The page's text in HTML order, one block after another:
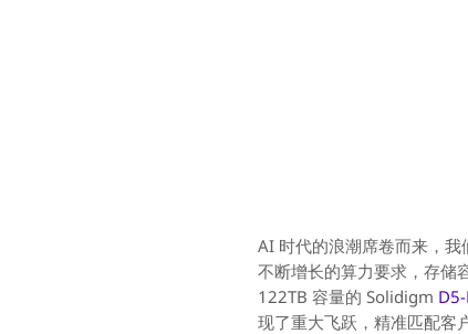
AI 时代的浪潮席卷而来，
不断增长的算力要求，存
122TB 容量的 Solidigm
现了重大飞跃，精准匹配客